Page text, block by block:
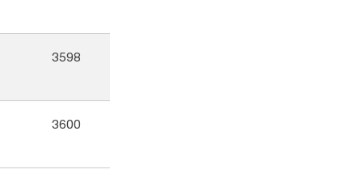
3598
3600